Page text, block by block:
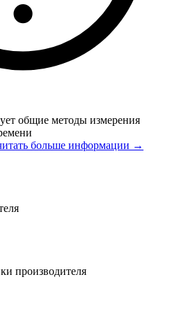
общие методы измерения
больше информации →
производителя